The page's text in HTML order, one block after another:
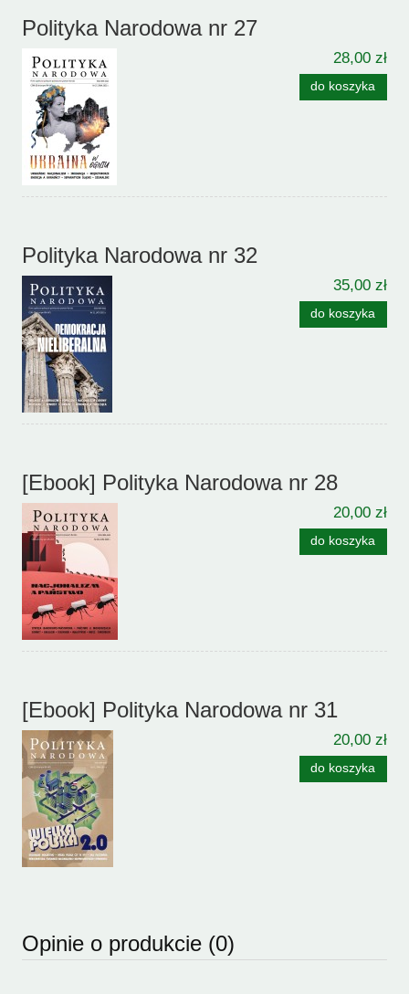
Polityka Narodowa nr 27
28,00 zł
do koszyka
Polityka Narodowa nr 32
35,00 zł
do koszyka
[Ebook] Polityka Narodowa nr 28
20,00 zł
do koszyka
[Ebook] Polityka Narodowa nr 31
20,00 zł
do koszyka
Opinie o produkcie (0)